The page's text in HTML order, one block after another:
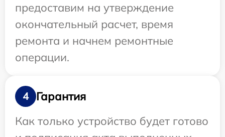
предоставим на утверждение
окончательный расчет, время
ремонта и начнем ремонтные
операции.
4
Гарантия
Как только устройство будет готово